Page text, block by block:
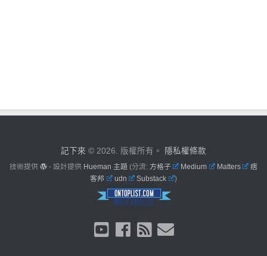
記下來 © 2026. 版權所有。 隱私權條款
技術提供 - 設計提供 Hueman 主題 (分流: 方格子 Medium Matters
痞
客邦
udn Substack )